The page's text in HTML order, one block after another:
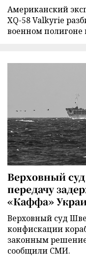
Американский
XQ-58 Valkyrie
военном полигоне
Верховный
передачу
«Каффа»
Верховный суд
конфискации
законным
сообщили СМИ.